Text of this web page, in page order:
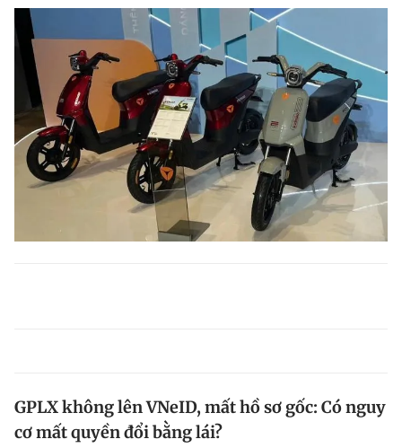
GPLX không lên VNeID, mất hồ sơ gốc: Có nguy
cơ mất quyền đổi bằng lái?